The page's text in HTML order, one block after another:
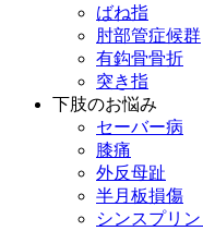
ばね指
肘部管症候群
有鈎骨骨折
突き指
下肢のお悩み
セーバー病
膝痛
外反母趾
半月板損傷
シンスプリン